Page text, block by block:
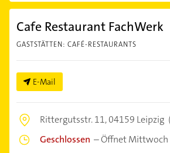
Cafe Restaurant FachWerk
GASTSTÄTTEN: CAFÉ-RESTAURANTS
E-Mail
Rittergutsstr. 11,04159 Leipzig
Geschlossen –Öffnet Mittwoch